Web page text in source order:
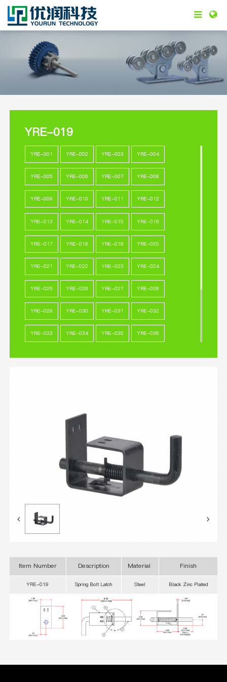
YRE-019
YRE-001 YRE-002 YRE-003 YRE-004
YRE-005 YRE-006 YRE-007 YRE-008
YRE-009 YRE-010 YRE-011 YRE-012
YRE-013 YRE-014 YRE-015 YRE-016
YRE-017 YRE-018 YRE-019 YRE-020
YRE-021 YRE-022 YRE-023 YRE-024
YRE-025 YRE-026 YRE-027 YRE-028
YRE-029 YRE-030 YRE-031 YRE-032
YRE-033 YRE-034 YRE-035 YRE-036
Item Number Description Material Finish
YRE-019 Spring Bolt Latch Steel Black Zinc Plated